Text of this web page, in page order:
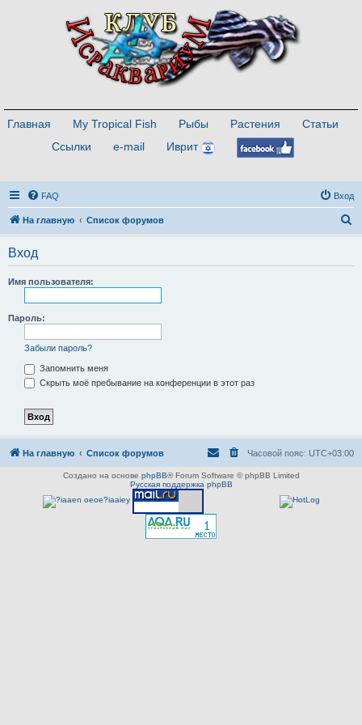
Главная My Tropical Fish Рыбы Растения
Статьи
Ссылки
e-mail Иврит
FAQ Вход
На главную Список форумов
Вход
Имя пользователя:
Пароль:
Забыли пароль?
Запомнить меня
Скрыть моё пребывание на конференции в этот раз
На главную Список форумов Часовой пояс: UTC+03:00
Создано на основе phpBB® Forum Software © phpBB Limited
Русская поддержка phpBB